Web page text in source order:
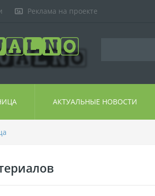
Реклама на проекте
АКТУАЛЬНЫЕ НОВОСТИ